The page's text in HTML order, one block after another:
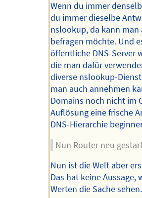
Wenn du immer
du immer dieselbe
nslookup, da kann man
befragen möchte. Und
öffentliche DNS-Server
die man dafür
diverse nslookup-
man auch annehmen
Domains noch nicht im
Auflösung eine frische
DNS-Hierarchie
Nun Router neu
Nun ist die Welt aber
Das hat keine Aussage,
Werten die Sache sehen.